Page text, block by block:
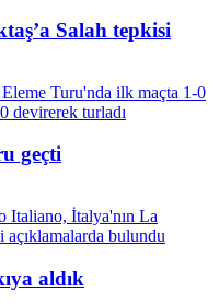
Salah tepkisi
geçti
aldık